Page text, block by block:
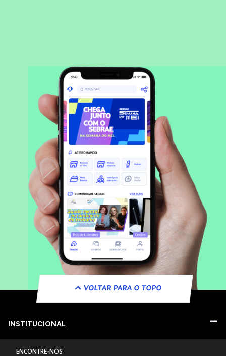
VOLTAR PARA O TOPO
INSTITUCIONAL
ENCONTRE-NOS